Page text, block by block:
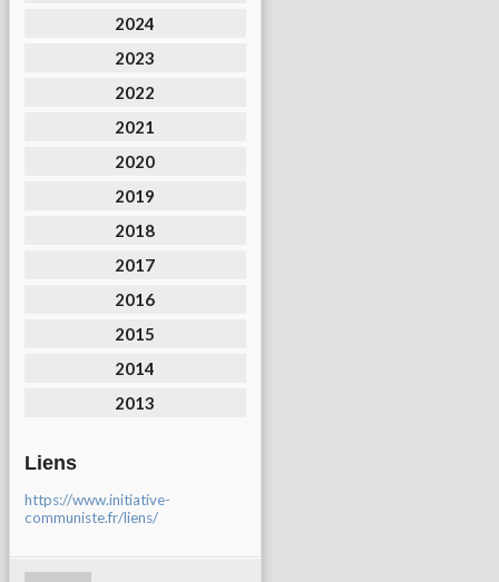
2024
2023
2022
2021
2020
2019
2018
2017
2016
2015
2014
2013
Liens
https://www.initiative-
communiste.fr/liens/